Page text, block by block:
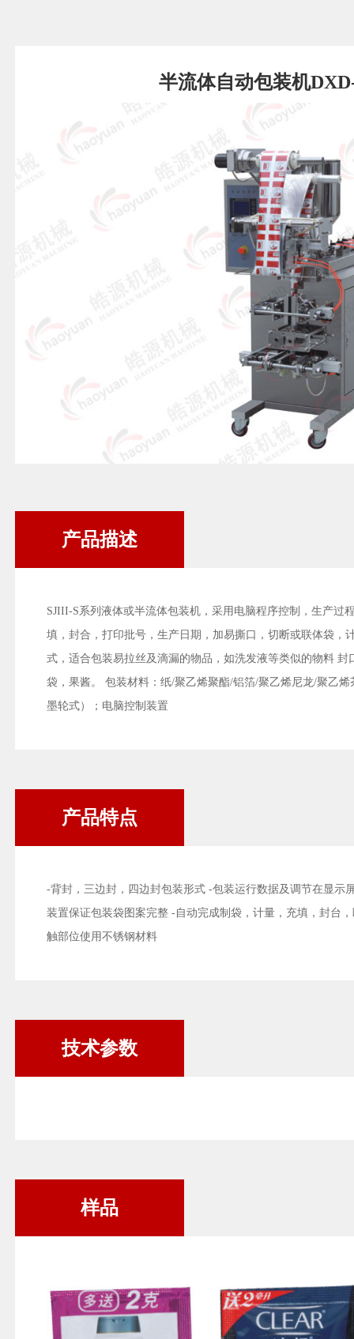
半流体自动包装机
产品描述
SJIII-S系列液体或半流体包装机，采用电脑程序控制，生产过
填，封合，打印批号，生产日期，加易撕口，切断或联体袋，
式，适合包装易拉丝及滴漏的物品，如洗发液等类似的物料
袋，果酱。 包装材料：纸/聚乙烯聚酯/铝箔/聚乙烯尼龙/聚乙
墨轮式）；电脑控制装置
产品特点
-背封，三边封，四边封包装形式 -包装运行数据及调节在显示
装置保证包装袋图案完整 -自动完成制袋，计量，充填，封台
触部位使用不锈钢材料
技术参数
样品